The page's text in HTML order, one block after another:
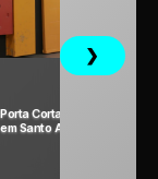
Porta Corta Fogo P240
em Santo Amaro, São Paulo
❯